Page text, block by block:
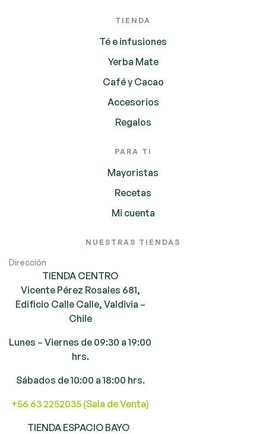
TIENDA
Té e infusiones
Yerba Mate
Café y Cacao
Accesorios
Regalos
PARA TI
Mayoristas
Recetas
Mi cuenta
NUESTRAS TIENDAS
Dirección
TIENDA CENTRO
Vicente Pérez Rosales 681,
Edificio Calle Calle, Valdivia –
Chile
Lunes – Viernes de 09:30 a 19:00
hrs.
Sábados de 10:00 a 18:00 hrs.
+56 63 2252035 (Sala de Venta)
TIENDA ESPACIO BAYO